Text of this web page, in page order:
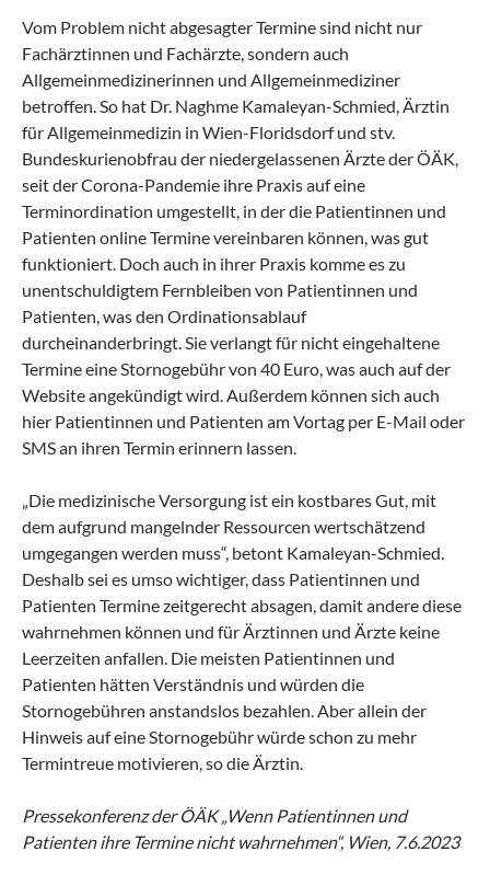
Vom Problem nicht abgesagter Termine sind nicht nur
Fachärztinnen und Fachärzte, sondern auch
Allgemeinmedizinerinnen und Allgemeinmediziner
betroffen. So hat Dr. Naghme Kamaleyan-Schmied, Ärztin
für Allgemeinmedizin in Wien-Floridsdorf und stv.
Bundeskurienobfrau der niedergelassenen Ärzte der ÖÄK,
seit der Corona-Pandemie ihre Praxis auf eine
Terminordination umgestellt, in der die Patientinnen und
Patienten online Termine vereinbaren können, was gut
funktioniert. Doch auch in ihrer Praxis komme es zu
unentschuldigtem Fernbleiben von Patientinnen und
Patienten, was den Ordinationsablauf
durcheinanderbringt. Sie verlangt für nicht eingehaltene
Termine eine Stornogebühr von 40 Euro, was auch auf der
Website angekündigt wird. Außerdem können sich auch
hier Patientinnen und Patienten am Vortag per E-Mail oder
SMS an ihren Termin erinnern lassen.
„Die medizinische Versorgung ist ein kostbares Gut, mit
dem aufgrund mangelnder Ressourcen wertschätzend
umgegangen werden muss“, betont Kamaleyan-Schmied.
Deshalb sei es umso wichtiger, dass Patientinnen und
Patienten Termine zeitgerecht absagen, damit andere diese
wahrnehmen können und für Ärztinnen und Ärzte keine
Leerzeiten anfallen. Die meisten Patientinnen und
Patienten hätten Verständnis und würden die
Stornogebühren anstandslos bezahlen. Aber allein der
Hinweis auf eine Stornogebühr würde schon zu mehr
Termintreue motivieren, so die Ärztin.
Pressekonferenz der ÖÄK „Wenn Patientinnen und
Patienten ihre Termine nicht wahrnehmen“, Wien, 7.6.2023